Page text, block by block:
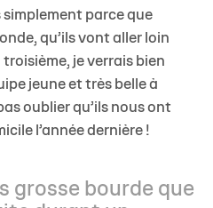
simplement parce que
qu’ils vont aller loin
je verrais bien
jeune et très belle à
oublier qu’ils nous ont
l’année dernière !
grosse bourde que